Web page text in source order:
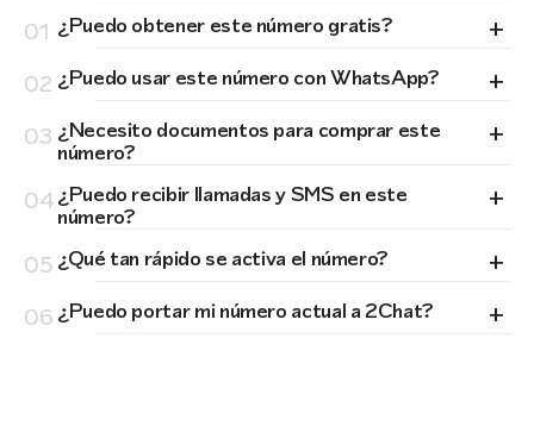
01 ¿Puedo obtener este número gratis? +
02 ¿Puedo usar este número con WhatsApp? +
03 ¿Necesito documentos para comprar este
número? +
04¿Puedo recibir llamadas y SMS en este
número? +
05 ¿Qué tan rápido se activa el número? +
06 ¿Puedo portar mi número actual a 2Chat? +